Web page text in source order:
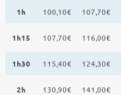
1h 100,10€ 107,70€
1h15 107,70€ 116,00€
1h30 115,40€ 124,30€
2h 130,90€ 141,00€